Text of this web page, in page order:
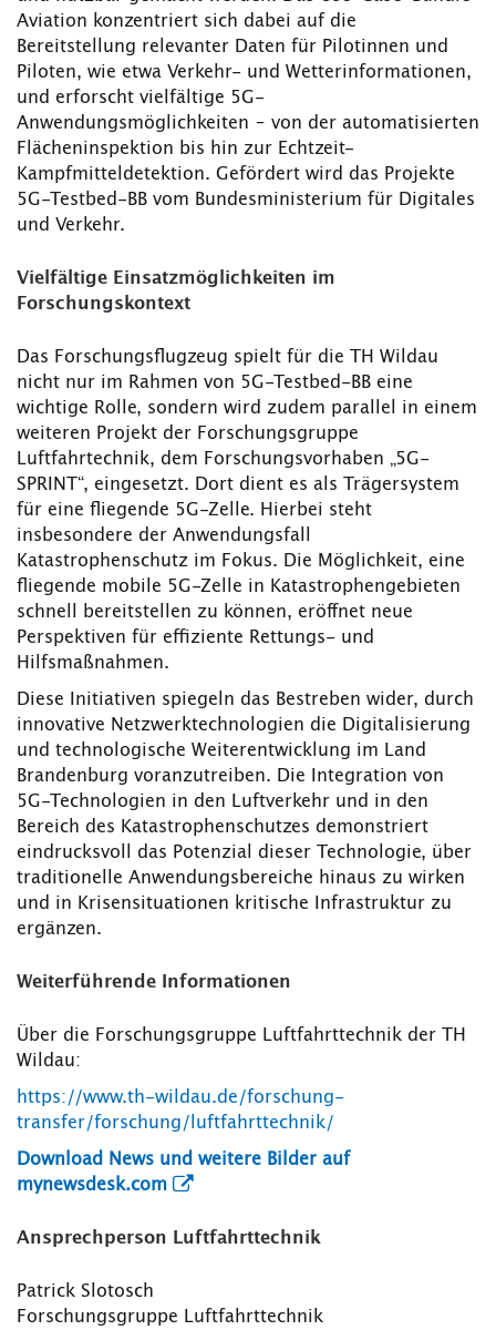
Aviation konzentriert sich dabei auf die
Bereitstellung relevanter Daten für Pilotinnen und
Piloten, wie etwa Verkehr- und Wetterinformationen,
und erforscht vielfältige 5G-
Anwendungsmöglichkeiten – von der automatisierten
Flächeninspektion bis hin zur Echtzeit-
Kampfmitteldetektion. Gefördert wird das Projekte
5G-Testbed-BB vom Bundesministerium für Digitales
und Verkehr.
Vielfältige Einsatzmöglichkeiten im
Forschungskontext
Das Forschungsflugzeug spielt für die TH Wildau
nicht nur im Rahmen von 5G-Testbed-BB eine
wichtige Rolle, sondern wird zudem parallel in einem
weiteren Projekt der Forschungsgruppe
Luftfahrtechnik, dem Forschungsvorhaben „5G-
SPRINT“, eingesetzt. Dort dient es als Trägersystem
für eine fliegende 5G-Zelle. Hierbei steht
insbesondere der Anwendungsfall
Katastrophenschutz im Fokus. Die Möglichkeit, eine
fliegende mobile 5G-Zelle in Katastrophengebieten
schnell bereitstellen zu können, eröffnet neue
Perspektiven für effiziente Rettungs- und
Hilfsmaßnahmen.
Diese Initiativen spiegeln das Bestreben wider, durch
innovative Netzwerktechnologien die Digitalisierung
und technologische Weiterentwicklung im Land
Brandenburg voranzutreiben. Die Integration von
5G-Technologien in den Luftverkehr und in den
Bereich des Katastrophenschutzes demonstriert
eindrucksvoll das Potenzial dieser Technologie, über
traditionelle Anwendungsbereiche hinaus zu wirken
und in Krisensituationen kritische Infrastruktur zu
ergänzen.
Weiterführende Informationen
Über die Forschungsgruppe Luftfahrttechnik der TH
Wildau:
https://www.th-wildau.de/forschung-
transfer/forschung/luftfahrttechnik/
Download News und weitere Bilder auf
mynewsdesk.com
Ansprechperson Luftfahrttechnik
Patrick Slotosch
Forschungsgruppe Luftfahrttechnik